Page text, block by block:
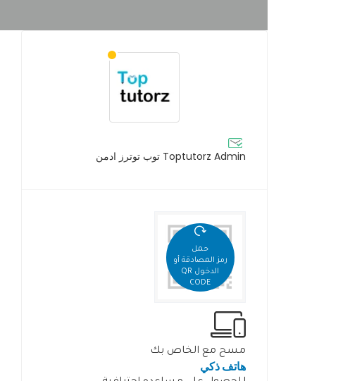
Toptutorz Admin توب توترز ادمن
حمل
رمز المصادقة أو
الدخول QR
CODE
مسح مع الخاص بك
هاتف ذكي